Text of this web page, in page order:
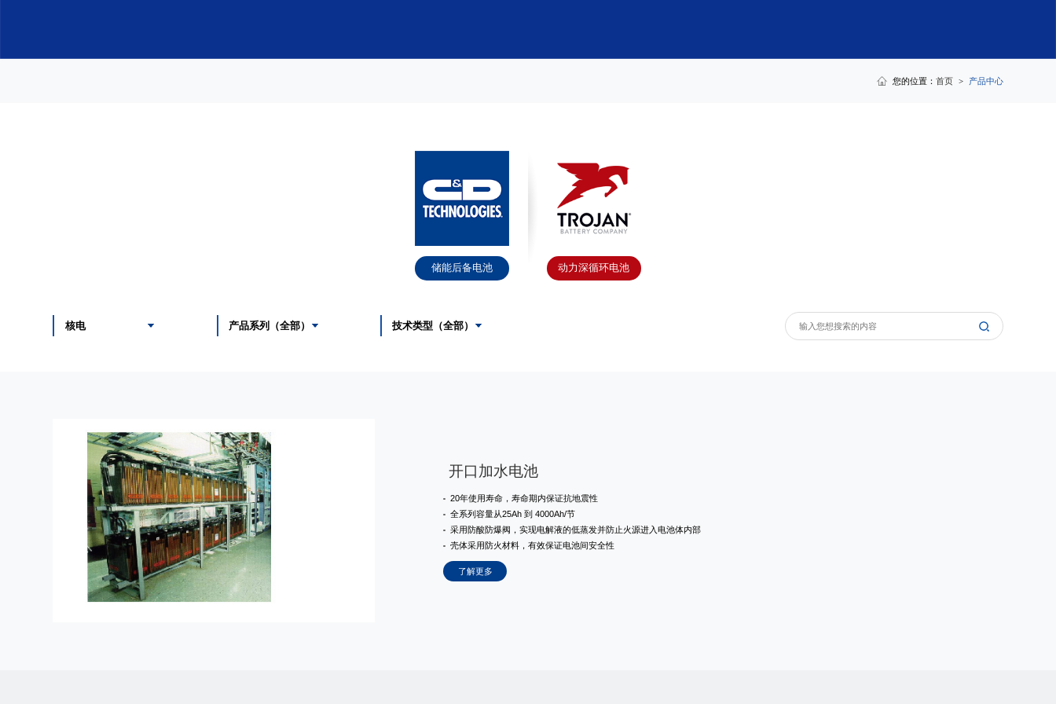
您的位置：首页 > 产品中心
储能后备电池 动力深循环电池
开口加水电池
20年使用寿命，寿命期内保证抗地震性
全系列容量从25Ah 到 4000Ah/节
采用防酸防爆阀，实现电解液的低蒸发并防止火源进入电池体内部
壳体采用防火材料，有效保证电池间安全性
了解更多